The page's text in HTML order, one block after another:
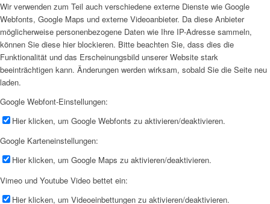
Wir verwenden zum Teil auch verschiedene externe Dienste wie Google
Webfonts, Google Maps und externe Videoanbieter. Da diese Anbieter
möglicherweise personenbezogene Daten wie Ihre IP-Adresse sammeln,
können Sie diese hier blockieren. Bitte beachten Sie, dass dies die
Funktionalität und das Erscheinungsbild unserer Website stark
beeinträchtigen kann. Änderungen werden wirksam, sobald Sie die Seite neu
laden.
Google Webfont-Einstellungen:
Hier klicken, um Google Webfonts zu aktivieren/deaktivieren.
Google Karteneinstellungen:
Hier klicken, um Google Maps zu aktivieren/deaktivieren.
Vimeo und Youtube Video bettet ein:
Hier klicken, um Videoeinbettungen zu aktivieren/deaktivieren.